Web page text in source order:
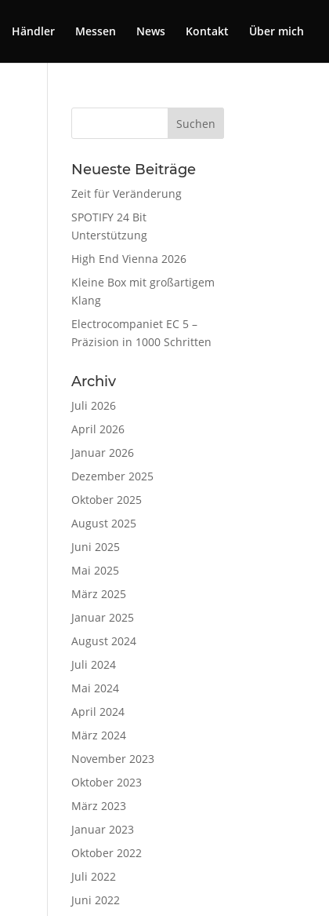
Händler Messen News Kontakt Über mich
Neueste Beiträge
Zeit für Veränderung
SPOTIFY 24 Bit
Unterstützung
High End Vienna 2026
Kleine Box mit großartigem
Klang
Electrocompaniet EC 5 –
Präzision in 1000 Schritten
Archiv
Juli 2026
April 2026
Januar 2026
Dezember 2025
Oktober 2025
August 2025
Juni 2025
Mai 2025
März 2025
Januar 2025
August 2024
Juli 2024
Mai 2024
April 2024
März 2024
November 2023
Oktober 2023
März 2023
Januar 2023
Oktober 2022
Juli 2022
Juni 2022